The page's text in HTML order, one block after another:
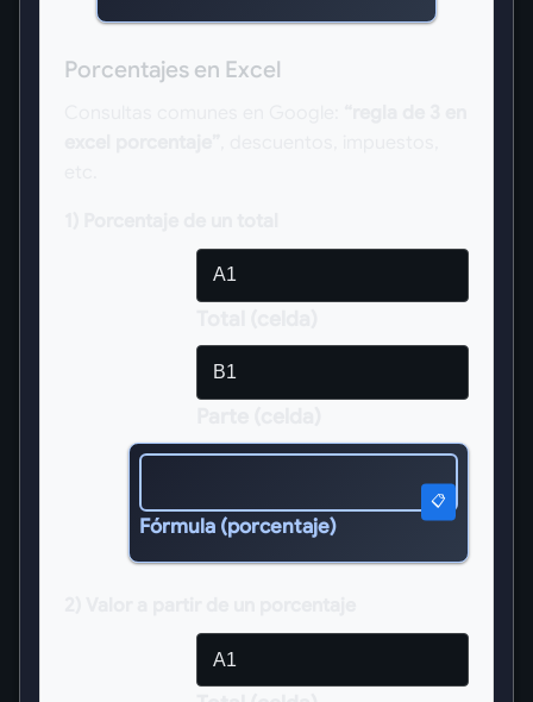
Porcentajes en Excel
Fórmula (porcentaje)
📋